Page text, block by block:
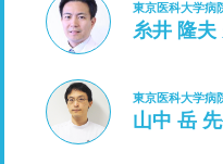
東京医科大学
糸井 隆夫
東京医科大学
山中 岳